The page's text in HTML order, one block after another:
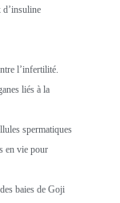
d’insuline
l’infertilité.
liés à la
spermatiques
en vie pour
baies de Goji